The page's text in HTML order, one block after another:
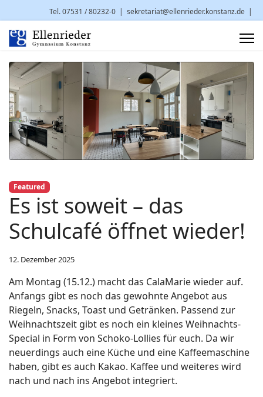
Tel. 07531 / 80232-0 | sekretariat@ellenrieder.konstanz.de |
Brauneggerstr. 29 | 78462 Konstanz
Featured
Es ist soweit – das
Schulcafé öffnet wieder!
12. Dezember 2025
Am Montag (15.12.) macht das CalaMarie wieder auf.
Anfangs gibt es noch das gewohnte Angebot aus
Riegeln, Snacks, Toast und Getränken. Passend zur
Weihnachtszeit gibt es noch ein kleines Weihnachts-
Special in Form von Schoko-Lollies für euch. Da wir
neuerdings auch eine Küche und eine Kaffeemaschine
haben, gibt es auch Kakao. Kaffee und weiteres wird
nach und nach ins Angebot integriert.